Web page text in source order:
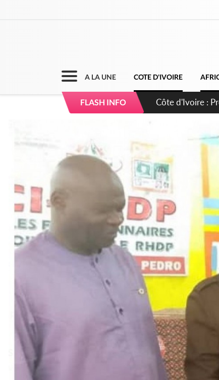
A LA UNE COTE D'IVOIRE
FLASH INFO Côte d'Ivoire :